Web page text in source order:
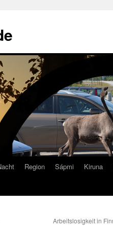
Region Sápmi Kiruna
Arbeitslosigkeit in